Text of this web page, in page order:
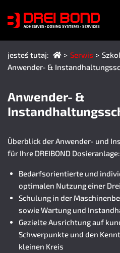
jesteś tutaj: Serwis
Anwender- &
Anwender- &
Überblick der Anwender- und
für Ihre DREIBOND Dosieranlage:
Bedarfsorientierte und
optimalen Nutzung einer
Schulung in der
sowie Wartung und
Gezielte Ausrichtung auf
Schwerpunkte und den
kleinen Kreis